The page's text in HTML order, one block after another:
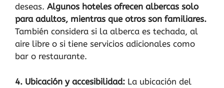
deseas. Algunos hoteles ofrecen albercas solo
para adultos, mientras que otros son familiares.
También considera si la alberca es techada, al
aire libre o si tiene servicios adicionales como
bar o restaurante.
4. Ubicación y accesibilidad: La ubicación del